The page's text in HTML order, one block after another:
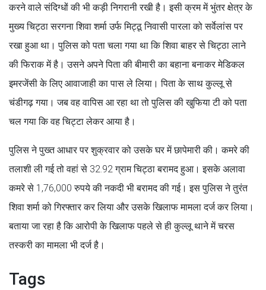
करने वाले संदिग्धों की भी कड़ी निगरानी रखी है। इसी क्रम में भुंतर क्षेत्र के
मुख्य चिट्ठा सरगना शिवा शर्मा उर्फ मिट्ठू निवासी पारला को सर्वेलांस पर
रखा हुआ था। पुलिस को पता चला गया था कि शिवा बाहर से चिट्ठा लाने
की फिराक में है। उसने अपने पिता की बीमारी का बहाना बनाकर मेडिकल
इमरजेंसी के लिए आवाजाही का पास ले लिया। पिता के साथ कुल्लू से
चंडीगढ़ गया। जब वह वापिस आ रहा था तो पुलिस की खुफिया टी को पता
चल गया कि वह चिट्टा लेकर आया है।
पुलिस ने पुख्त आधार पर शुक्रवार को उसके घर में छापेमारी की। कमरे की
तलाशी ली गई तो वहां से 32.92 ग्राम चिट्ठा बरामद हुआ। इसके अलावा
कमरे से 1,76,000 रुपये की नकदी भी बरामद की गई। इस पुलिस ने तुरंत
शिवा शर्मा को गिरफ्तार कर लिया और उसके खिलाफ मामला दर्ज कर लिया।
बताया जा रहा है कि आरोपी के खिलाफ पहले से ही कुल्लू थाने में चरस
तस्करी का मामला भी दर्ज है।
Tags